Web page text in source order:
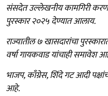
संसदेत उल्लेखनीय कामगिरी
पुरस्कार २०२५ देण्यात आलाय.
राज्यातील ७ खासदारांचा
वर्षा गायकवाड यांचाही समावेश
भाजप, काँग्रेस, शिंदे गट आदी
आहे.